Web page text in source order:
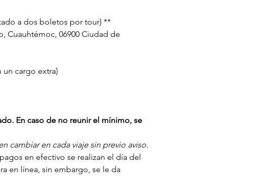
a dos boletos por tour) **
Cuauhtémoc, 06900 Ciudad de
cargo extra)
En caso de no reunir el mínimo, se
cambiar en cada viaje sin previo aviso.
en efectivo se realizan el día del
en línea, sin embargo, se le da